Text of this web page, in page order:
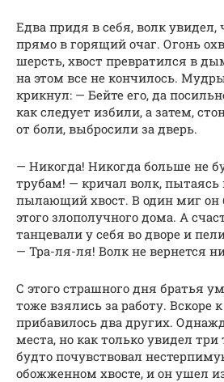
Едва придя в себя, волк
прямо в горящий очаг. Огонь
шерсть, хвост превратился в
на этом все не кончилось.
крикнул: — Бейте его, да
как следует избили, а затем,
от боли, выбросили за дверь.
— Никогда! Никогда больше не
трубам! — кричал волк, пытаясь
пылающий хвост. В один миг он
этого злополучного дома. А
танцевали у себя во дворе и
— Тра-ля-ля! Волк не вернется
С этого страшного дня братья
тоже взялись за работу.
прибавилось два других.
места, но как только увидел три
будто почувствовал
обожженном хвосте, и он ушел